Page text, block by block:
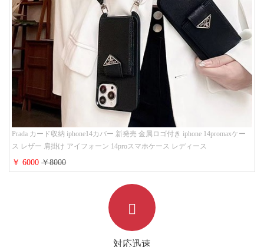
Prada カード収納 iphone14カバー 新発売 金属ロゴ付き iphone 14promaxケー
ス レザー 肩掛け アイフォーン 14proスマホケース レディース
￥ 6000￥8000
対応迅速